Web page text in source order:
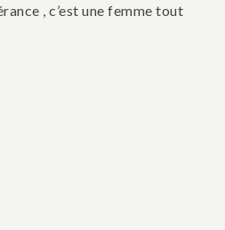
, c’est une femme tout